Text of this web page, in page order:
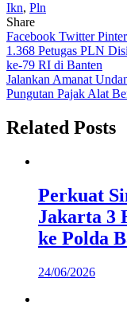
Ikn, Pln
Share
Facebook Twitter
Navigasi
pos
1.368 Petugas PLN
ke-79 RI di Banten
Jalankan Amanat
Pungutan Pajak Alat
Related Posts
Perkuat
Jakarta 3
ke Polda
24/06/2026